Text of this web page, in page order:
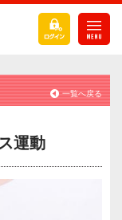
一覧へ戻る
運動